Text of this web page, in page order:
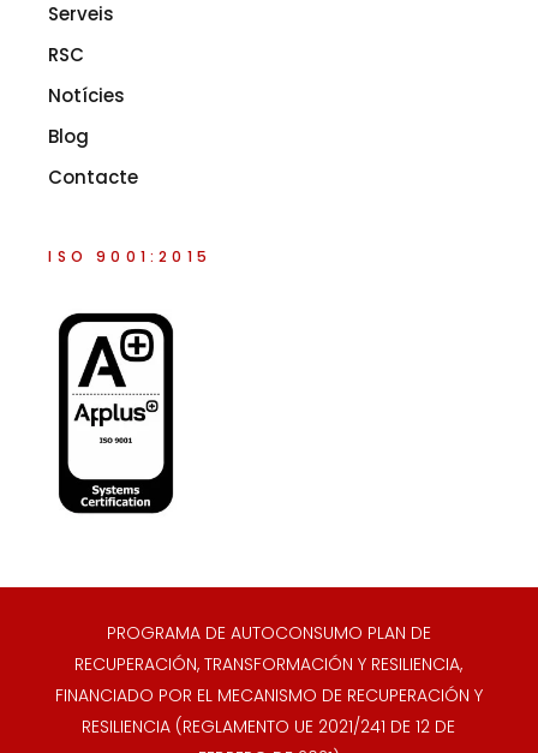
Serveis
RSC
Notícies
Blog
Contacte
ISO 9001:2015
PROGRAMA DE AUTOCONSUMO PLAN DE
RECUPERACIÓN, TRANSFORMACIÓN Y RESILIENCIA,
FINANCIADO POR EL MECANISMO DE RECUPERACIÓN Y
RESILIENCIA (REGLAMENTO UE 2021/241 DE 12 DE